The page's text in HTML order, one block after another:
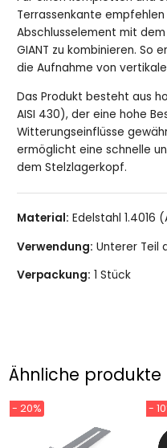
Terrassenkante
Abschlusselement mit
GIANT zu kombinieren. So
die Aufnahme von
Das Produkt besteht aus
AISI 430), der eine hohe
Witterungseinflüsse
ermöglicht eine schnelle
dem Stelzlagerkopf.
Material: Edelstahl 1.4016
Verwendung: Unterer Teil
Verpackung: 1 Stück
Ähnliche produkte
- 20% -